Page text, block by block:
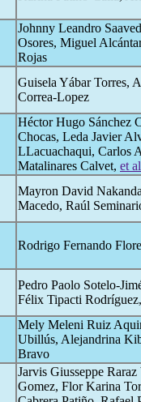
Johnny Leandro
Osores, Miguel
Rojas
Guisela Yábar Torres,
Correa-Lopez
Héctor Hugo Sánchez
Chocas, Leda Javier
LLacuachaqui, Carlos
Matalinares Calvet, et
Mayron David
Macedo, Raúl
Rodrigo Fernando
Pedro Paolo Sotelo-
Félix Tipacti
Mely Meleni Ruiz
Ubillús, Alejandrina
Bravo
Jarvis Giusseppe
Gomez, Flor Karina